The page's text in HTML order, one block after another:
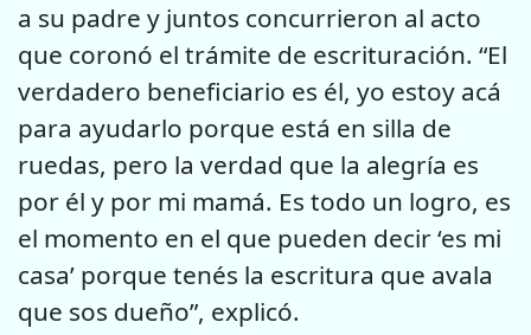
a su padre y juntos concurrieron al acto
que coronó el trámite de escrituración. “El
verdadero beneficiario es él, yo estoy acá
para ayudarlo porque está en silla de
ruedas, pero la verdad que la alegría es
por él y por mi mamá. Es todo un logro, es
el momento en el que pueden decir ‘es mi
casa’ porque tenés la escritura que avala
que sos dueño”, explicó.